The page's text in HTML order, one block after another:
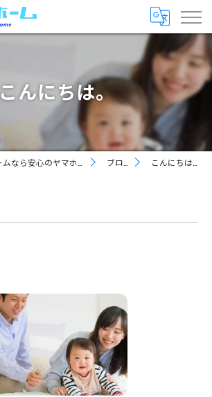
こんにちは。
ブログ こんにちは。